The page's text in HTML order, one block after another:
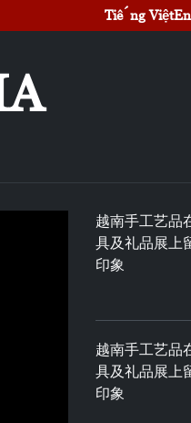
Tiếng Việt
越南手工艺品
具及礼品展上
印象
越南手工艺品
具及礼品展上
印象